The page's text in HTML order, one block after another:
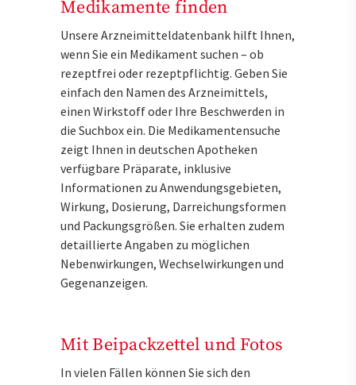
Medikamente finden
Unsere Arzneimitteldatenbank hilft Ihnen,
wenn Sie ein Medikament suchen – ob
rezeptfrei oder rezeptpflichtig. Geben Sie
einfach den Namen des Arzneimittels,
einen Wirkstoff oder Ihre Beschwerden in
die Suchbox ein. Die Medikamentensuche
zeigt Ihnen in deutschen Apotheken
verfügbare Präparate, inklusive
Informationen zu Anwendungsgebieten,
Wirkung, Dosierung, Darreichungsformen
und Packungsgrößen. Sie erhalten zudem
detaillierte Angaben zu möglichen
Nebenwirkungen, Wechselwirkungen und
Gegenanzeigen.
Mit Beipackzettel und Fotos
In vielen Fällen können Sie sich den